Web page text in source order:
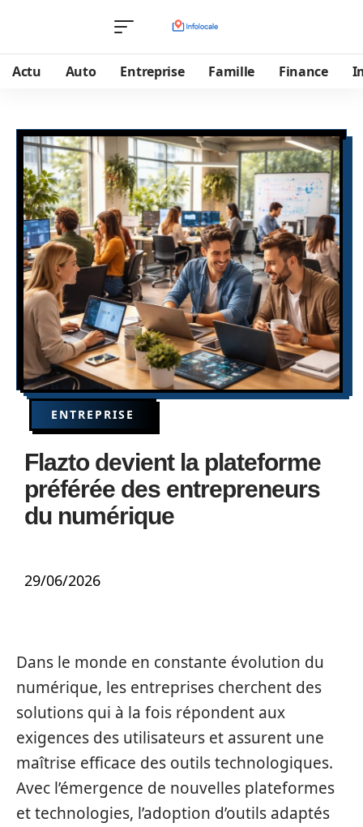
Actu Auto Entreprise Famille Finance
ENTREPRISE
Flazto devient la plateforme
préférée des entrepreneurs
du numérique
29/06/2026
Dans le monde en constante évolution du
numérique, les entreprises cherchent des
solutions qui à la fois répondent aux
exigences des utilisateurs et assurent une
maîtrise efficace des outils technologiques.
Avec l’émergence de nouvelles plateformes
et technologies, l’adoption d’outils adaptés